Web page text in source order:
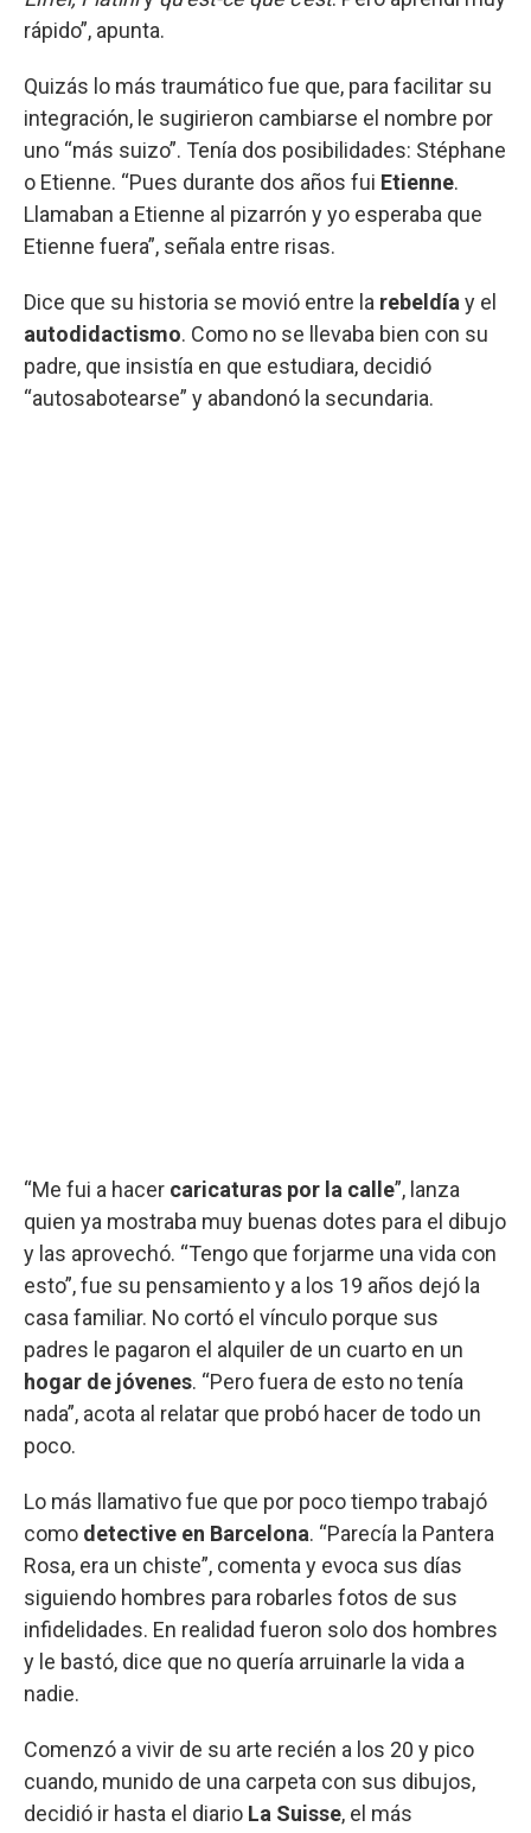
rápido”, apunta.
Quizás lo más traumático fue que, para facilitar su
integración, le sugirieron cambiarse el nombre por
uno “más suizo”. Tenía dos posibilidades: Stéphane
o Etienne. “Pues durante dos años fui Etienne.
Llamaban a Etienne al pizarrón y yo esperaba que
Etienne fuera”, señala entre risas.
Dice que su historia se movió entre la rebeldía y el
autodidactismo. Como no se llevaba bien con su
padre, que insistía en que estudiara, decidió
“autosabotearse” y abandonó la secundaria.
“Me fui a hacer caricaturas por la calle”, lanza
quien ya mostraba muy buenas dotes para el dibujo
y las aprovechó. “Tengo que forjarme una vida con
esto”, fue su pensamiento y a los 19 años dejó la
casa familiar. No cortó el vínculo porque sus
padres le pagaron el alquiler de un cuarto en un
hogar de jóvenes. “Pero fuera de esto no tenía
nada”, acota al relatar que probó hacer de todo un
poco.
Lo más llamativo fue que por poco tiempo trabajó
como detective en Barcelona. “Parecía la Pantera
Rosa, era un chiste”, comenta y evoca sus días
siguiendo hombres para robarles fotos de sus
infidelidades. En realidad fueron solo dos hombres
y le bastó, dice que no quería arruinarle la vida a
nadie.
Comenzó a vivir de su arte recién a los 20 y pico
cuando, munido de una carpeta con sus dibujos,
decidió ir hasta el diario La Suisse, el más